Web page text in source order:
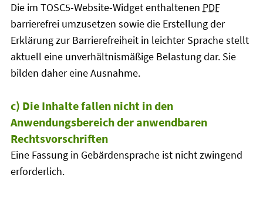
Die im TOSC5-Website-Widget enthaltenen PDF
barrierefrei umzusetzen sowie die Erstellung der
Erklärung zur Barrierefreiheit in leichter Sprache stellt
aktuell eine unverhältnismäßige Belastung dar. Sie
bilden daher eine Ausnahme.
c) Die Inhalte fallen nicht in den
Anwendungsbereich der anwendbaren
Rechtsvorschriften
Eine Fassung in Gebärdensprache ist nicht zwingend
erforderlich.